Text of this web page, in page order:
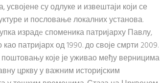
су одлуке и извештаји који се
и пословање локалних установа.
израдe споменика патријарху Павлу,
патријарх од 1990. до своје смрти 2009.
које је уживао међу верницима
цркву у важним историјским